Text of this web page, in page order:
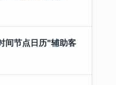
间节点日历"辅助客